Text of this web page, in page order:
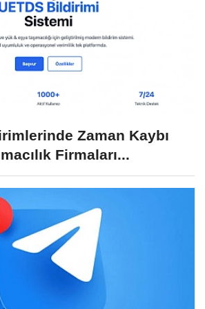
Zaman Kaybı
Firmaları...